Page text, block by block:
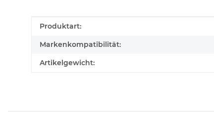
Produkteigenschaft
Wert
Produktart:
Markenkompatibilität:
Artikelgewicht: